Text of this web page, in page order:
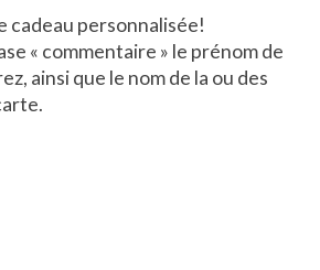
cadeau personnalisée!
« commentaire » le prénom de
ainsi que le nom de la ou des